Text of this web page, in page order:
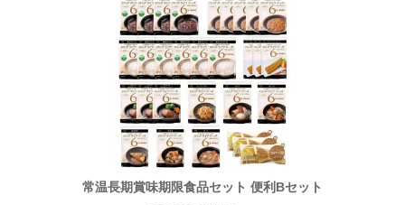
常温長期賞味期限食品セット 便利Bセット